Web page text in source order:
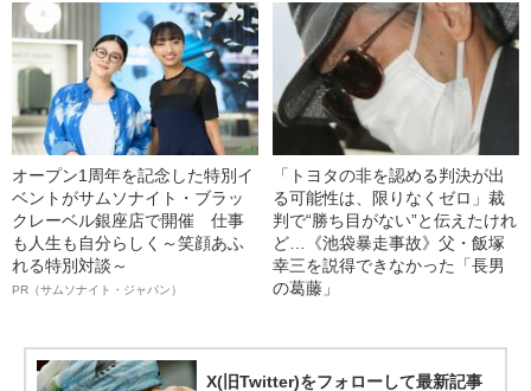
オープン1周年を記念した特別イ
ベントがサムソナイト・ブラッ
クレーベル銀座店で開催 仕事
も人生も自分らしく～笑顔あふ
れる特別対談～
PR（サムソナイト・ジャパン）
「トヨタの非を認める判決が出
る可能性は、限りなくゼロ」裁
判で“勝ち目がない”と伝えたけれ
ど…《池袋暴走事故》父・飯塚
幸三を説得できなかった「長男
の葛藤」
X(旧Twitter)をフォローして最新記事